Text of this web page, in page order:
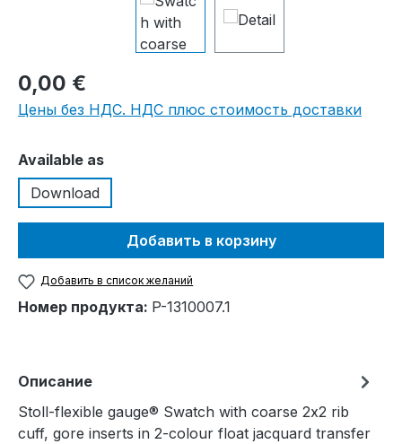
0,00 €
Цены без НДС. НДС плюс стоимость доставки
Выберите
Available as
Download
Добавить в корзину
Добавить в список желаний
Номер продукта: P-1310007.1
Описание
Stoll-flexible gauge® Swatch with coarse 2x2 rib
cuff, gore inserts in 2-colour float jacquard transfer